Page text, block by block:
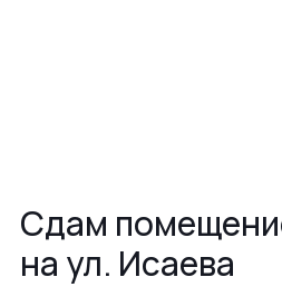
Сдам
на ул. Исаева